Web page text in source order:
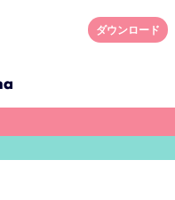
ダウンロード